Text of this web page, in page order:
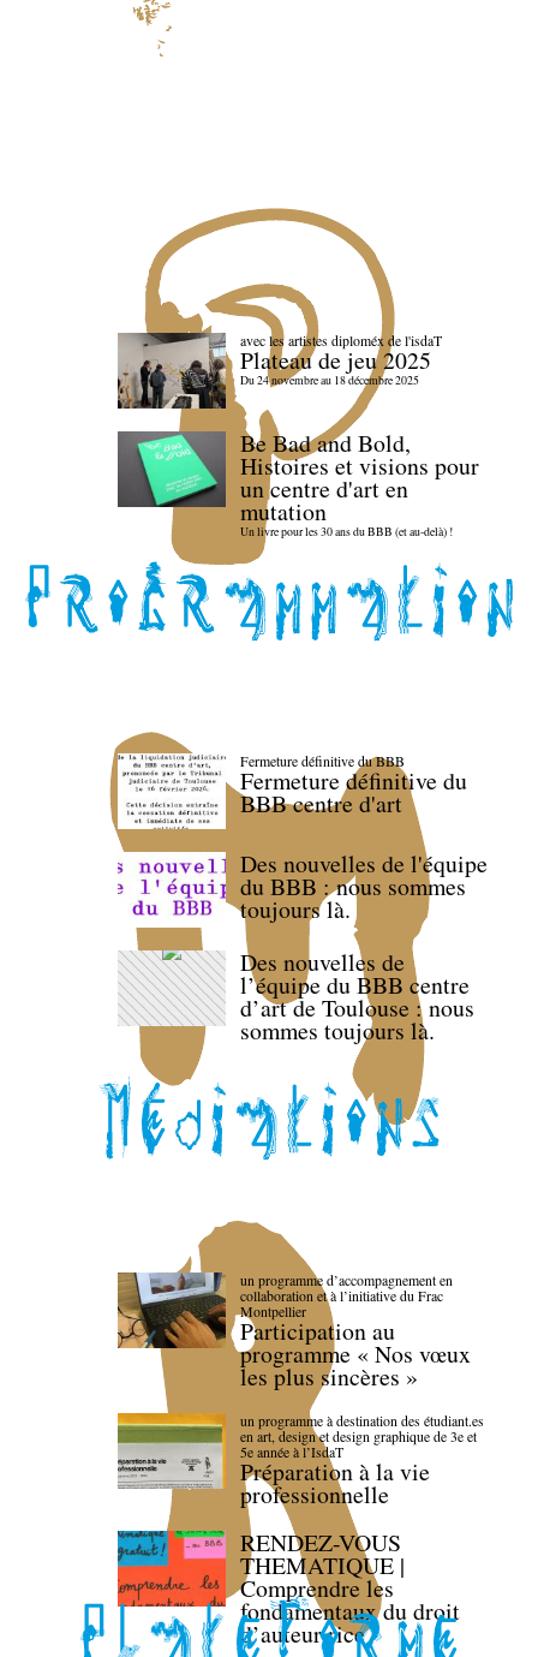
avec les artistes diploméx de l'isdaT
Plateau de jeu 2025
Du 24 novembre au 18 décembre 2025
Be Bad and Bold,
Histoires et visions pour
un centre d'art en
mutation
Un livre pour les 30 ans du BBB (et au-delà) !
Fermeture définitive du BBB
Fermeture définitive du
BBB centre d'art
Des nouvelles de l'équipe
du BBB : nous sommes
toujours là.
Des nouvelles de
l’équipe du BBB centre
d’art de Toulouse : nous
sommes toujours là.
un programme d’accompagnement en
collaboration et à l’initiative du Frac
Montpellier
Participation au
programme « Nos vœux
les plus sincères »
un programme à destination des étudiant.es
en art, design et design graphique de 3e et
5e année à l’IsdaT
Préparation à la vie
professionnelle
RENDEZ-VOUS
THEMATIQUE |
Comprendre les
fondamentaux du droit
d’auteur·rice